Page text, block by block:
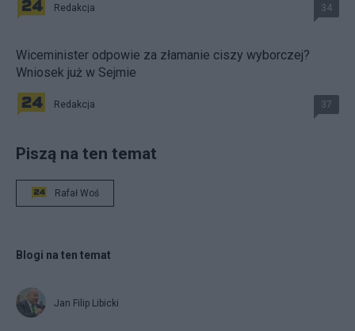
Redakcja 34
Wiceminister odpowie za złamanie ciszy wyborczej?
Wniosek już w Sejmie
Redakcja 37
Piszą na ten temat
Rafał Woś
Blogi na ten temat
Jan Filip Libicki